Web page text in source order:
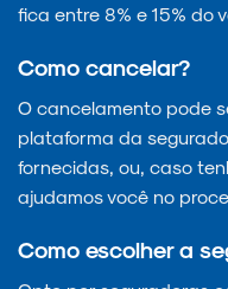
fica entre 8% e 15% do
Como cancelar?
O cancelamento pode
plataforma da
fornecidas, ou, caso
ajudamos você no
Como escolher a